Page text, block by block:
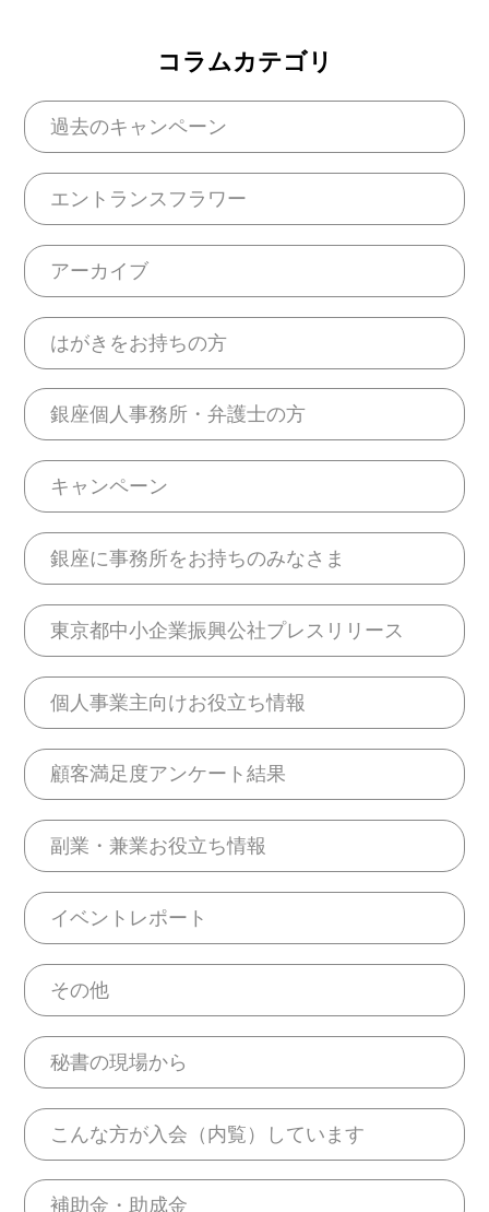
コラムカテゴリ
過去のキャンペーン
エントランスフラワー
アーカイブ
はがきをお持ちの方
銀座個人事務所・弁護士の方
キャンペーン
銀座に事務所をお持ちのみなさま
東京都中小企業振興公社プレスリリース
個人事業主向けお役立ち情報
顧客満足度アンケート結果
副業・兼業お役立ち情報
イベントレポート
その他
秘書の現場から
こんな方が入会（内覧）しています
補助金・助成金